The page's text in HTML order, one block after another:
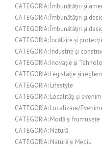
CATEGORIA: Îmbunătățiri și
CATEGORIA: Îmbunătățiri și
CATEGORIA: Îmbunătățiri și
CATEGORIA: Încălzire și
CATEGORIA: Industrie și
CATEGORIA: Inovație și
CATEGORIA: Legislație și
CATEGORIA: Lifestyle
CATEGORIA: Localități și
CATEGORIA: Localizare/
CATEGORIA: Modă și frumusețe
CATEGORIA: Natură
CATEGORIA: Natură și Mediu